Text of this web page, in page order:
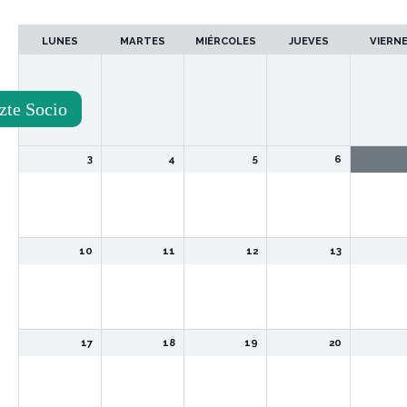
accesibilidad.
LUNES MARTES MIÉRCOLES JUEVES
3 4 5 6
10 11 12 13
17 18 19 20
Socio